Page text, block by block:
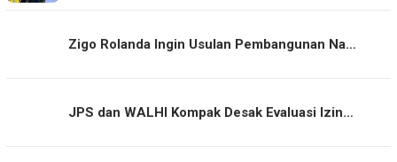
Zigo Rolanda Ingin Usulan Pembangunan Na…
JPS dan WALHI Kompak Desak Evaluasi Izin…